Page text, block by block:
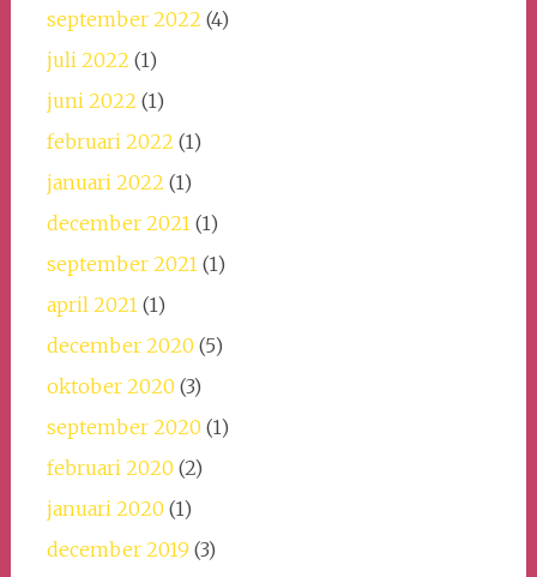
september 2022 (4)
juli 2022 (1)
juni 2022 (1)
februari 2022 (1)
januari 2022 (1)
december 2021(1)
september 2021(1)
april 2021(1)
december 2020 (5)
oktober 2020 (3)
september 2020 (1)
februari 2020 (2)
januari 2020 (1)
december 2019 (3)